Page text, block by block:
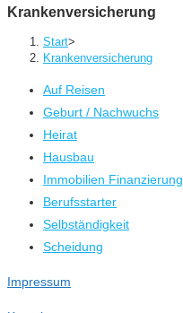
Krankenversicherung
Start>
Krankenversicherung
Auf Reisen
Geburt / Nachwuchs
Heirat
Hausbau
Immobilien Finanzierung
Berufsstarter
Selbständigkeit
Scheidung
Impressum